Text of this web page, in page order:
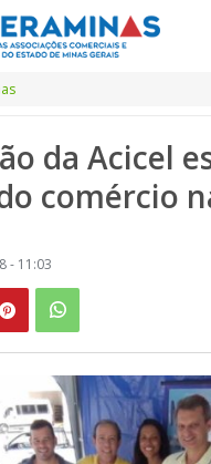
da Acicel
comércio
- 11:03